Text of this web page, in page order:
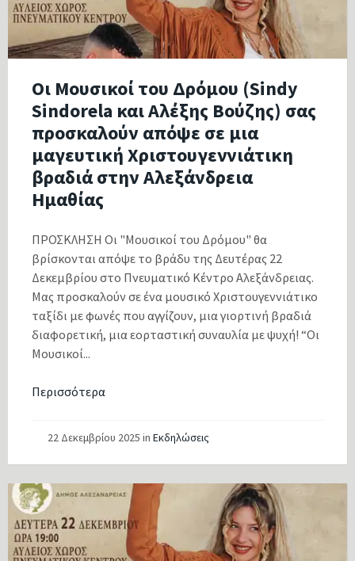
Οι Μουσικοί του Δρόμου (Sindy
Sindorela και Αλέξης Βούζης) σας
προσκαλούν απόψε σε μια
μαγευτική Χριστουγεννιάτικη
βραδιά στην Αλεξάνδρεια
Ημαθίας
ΠΡΟΣΚΛΗΣΗ Οι "Μουσικοί του Δρόμου" θα
βρίσκονται απόψε το βράδυ της Δευτέρας 22
Δεκεμβρίου στο Πνευματικό Κέντρο Αλεξάνδρειας.
Μας προσκαλούν σε ένα μουσικό Χριστουγεννιάτικο
ταξίδι με φωνές που αγγίζουν, μια γιορτινή βραδιά
διαφορετική, μια εορταστική συναυλία με ψυχή! “Οι
Μουσικοί...
Περισσότερα
22 Δεκεμβρίου 2025 in Εκδηλώσεις